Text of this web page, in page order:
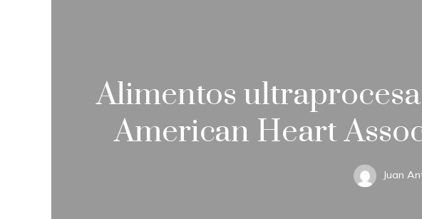
Alimentos
American Heart
Juan